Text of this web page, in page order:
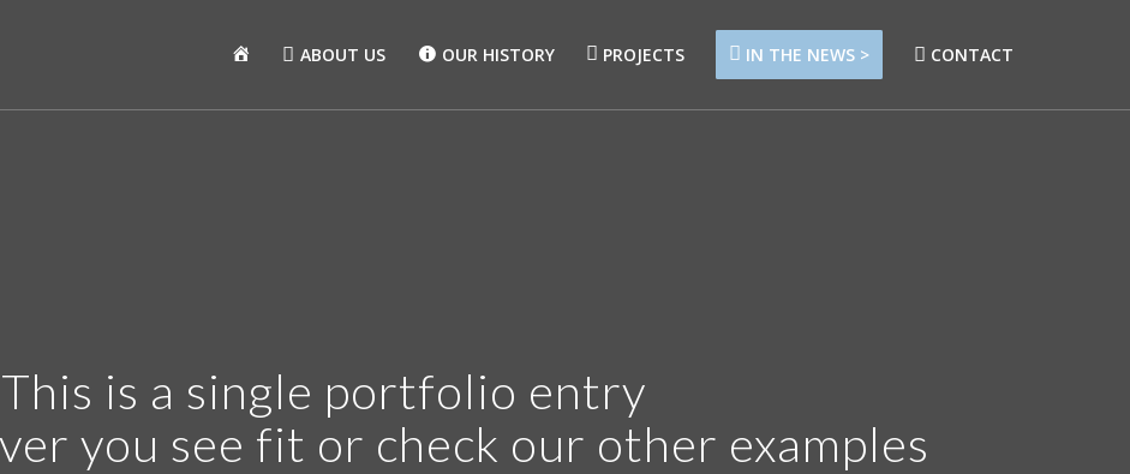
HOMEABOUT US OUR HISTORY PROJECTS IN THE NEWS > CONTACT
This is a single portfolio entry
you see fit or check our other examples